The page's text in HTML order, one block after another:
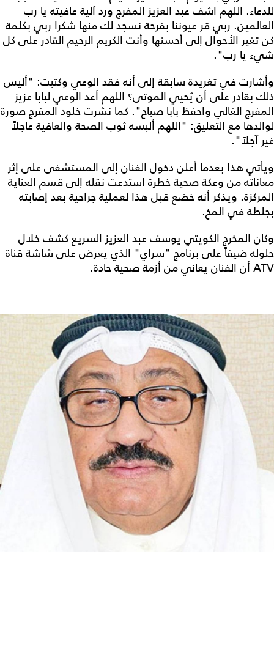
للدعاء. اللهم اشف عبد العزيز المفرج ورد آلية عافيته يا رب
العالمين. ربي قر عيوننا بفرحة نسجد لك منها شكراً ربي بكلمة
كن تغير الأحوال إلى أحسنها وأنت الكريم الرحيم القادر على كل
شيء يا رب".
وأشارت في تغريدة سابقة إلى أنه فقد الوعي وكتبت: "أليس
ذلك بقادر على أن يُحيي الموتى؟ اللهم أعد الوعي لبابا عزيز
المفرج الغالي واحفظ بابا صباح". كما نشرت خلود المفرج صورة
لوالدها مع التعليق: "اللهم ألبسه ثوب الصحة والعافية عاجلاً
غير آجلاً".
ويأتي هذا بعدما أعلن دخول الفنان إلى المستشفى على إثر
معاناته من وعكة صحية خطرة استدعت نقله إلى قسم العناية
المركزة. ويذكر أنه خضع قبل هذا لعملية جراحية بعد إصابته
بجلطة في المخ.
وكان المخرج الكويتي يوسف عبد العزيز السريع كشف خلال
حلوله ضيفاً على برنامج "سراي" الذي يعرض على شاشة قناة
ATV أن الفنان يعاني من أزمة صحية حادة.